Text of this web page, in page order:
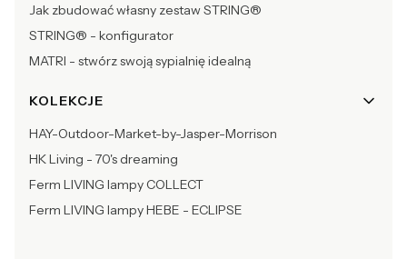
Jak zbudować własny zestaw STRING®
STRING® - konfigurator
MATRI - stwórz swoją sypialnię idealną
KOLEKCJE
HAY-Outdoor-Market-by-Jasper-Morrison
HK Living - 70's dreaming
Ferm LIVING lampy COLLECT
Ferm LIVING lampy HEBE - ECLIPSE